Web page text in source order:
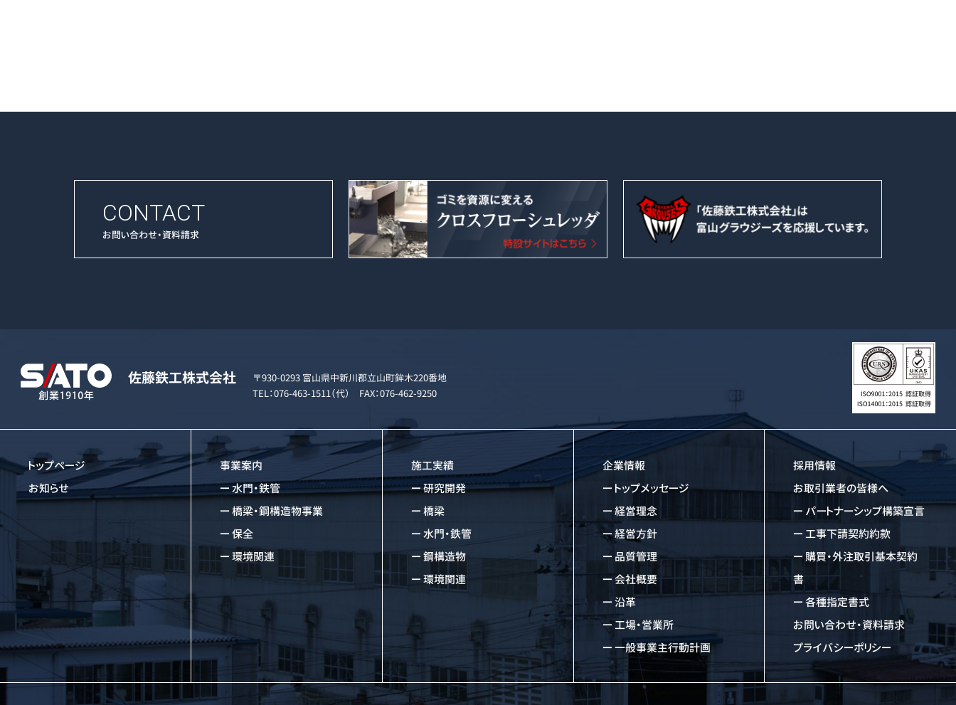
CONTACT
お問い合わせ・資料請求
〒930-0293 富山県中新川郡立山町鉾木220番地
TEL：076-463-1511（代） FAX：076-462-9250
トップページ
お知らせ
事業案内
水門・鉄管
橋梁・鋼構造物事業
保全
環境関連
施工実績
研究開発
橋梁
水門・鉄管
鋼構造物
環境関連
企業情報
トップメッセージ
経営理念
経営方針
品質管理
会社概要
沿革
工場・営業所
一般事業主行動計画
採用情報
お取引業者の皆様へ
パートナーシップ構築宣言
工事下請契約約款
購買・外注取引基本契約
書
各種指定書式
お問い合わせ・資料請求
プライバシーポリシー